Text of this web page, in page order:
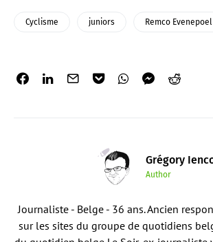
Cyclisme juniors Remco Evenepoel
Grégory
Author
Journaliste - Belge - 36 ans. Ancien
sur les sites du groupe de quotidiens